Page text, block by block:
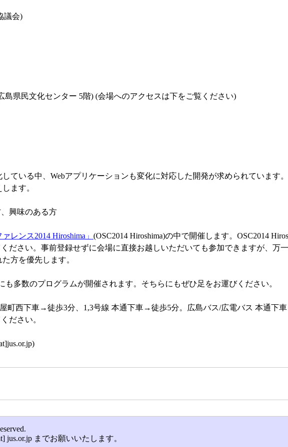
議会)
島県民文化センター 5階) (会場へのアクセスは下をご覧ください)
ている中、Webアプリケーションも変化に対応した開発が求められています
ます。
興味のある方
レンス2014 Hiroshima」(OSC2014 Hiroshima)の中で開催します。OSC2014
ださい。事前登録せずに会場に直接お越しいただいても参加できますが、万
方を優先します。
も多数のプログラムが開催されます。そちらにもぜひ足をお運びください。
屋町西下車→徒歩3分、1,3号線 本通下車→徒歩5分。広島バス/広電バス 本通下
ださい。
jus.or.jp までお願いいたします。